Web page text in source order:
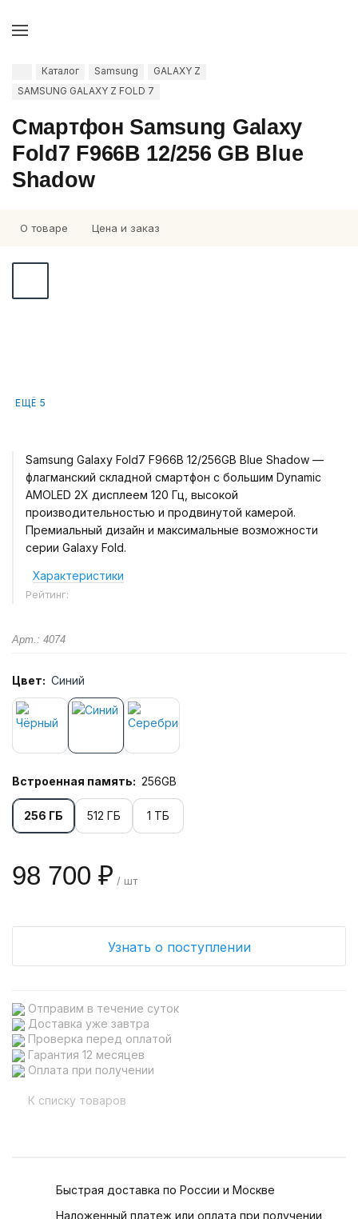
Каталог Samsung
GALAXY Z
SAMSUNG GALAXY Z FOLD 7
Смартфон Samsung Galaxy
Fold7 F966B 12/256 GB Blue
Shadow
О товаре Цена и заказ
ЕЩЁ 5
Samsung Galaxy Fold7 F966B 12/256GB Blue Shadow —
флагманский складной смартфон с большим Dynamic
AMOLED 2X дисплеем 120 Гц, высокой
производительностью и продвинутой камерой.
Премиальный дизайн и максимальные возможности
серии Galaxy Fold.
Характеристики
Рейтинг:
Арт.: 4074
Цвет: Синий
Встроенная память: 256GB
256 ГБ 512 ГБ 1 ТБ
98 700 ₽ / шт
Узнать о поступлении
Отправим в течение суток
Доставка уже завтра
Проверка перед оплатой
Гарантия 12 месяцев
Оплата при получении
К списку товаров
Быстрая доставка по России и Москве
Наложенный платеж или оплата при получении